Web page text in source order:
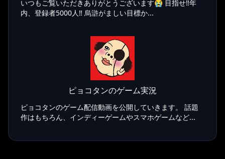
いつもご覧いただきありがとうございます😭 目指せ‼️年
内、登録者5000人‼️ 烏滸がましい目標か...
ピョコタンのゲーム実況
ピョコタンのゲーム配信動画を公開していきます。 話題
作はもちろん、インディーゲームやスマホゲームなど...